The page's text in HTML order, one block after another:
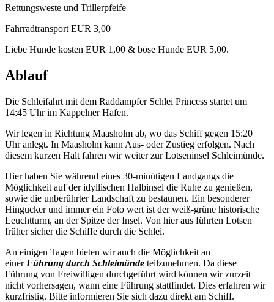
Rettungsweste und Trillerpfeife
Fahrradtransport EUR 3,00
Liebe Hunde kosten EUR 1,00 & böse Hunde EUR 5,00.
Ablauf
Die Schleifahrt mit dem Raddampfer Schlei Princess startet um
14:45 Uhr im Kappelner Hafen.
Wir legen in Richtung Maasholm ab, wo das Schiff gegen 15:20
Uhr anlegt. In Maasholm kann Aus- oder Zustieg erfolgen. Nach
diesem kurzen Halt fahren wir weiter zur Lotseninsel Schleimünde.
Hier haben Sie während eines 30-minütigen Landgangs die
Möglichkeit auf der idyllischen Halbinsel die Ruhe zu genießen,
sowie die unberührter Landschaft zu bestaunen. Ein besonderer
Hingucker und immer ein Foto wert ist der weiß-grüne historische
Leuchtturm, an der Spitze der Insel. Von hier aus führten Lotsen
früher sicher die Schiffe durch die Schlei.
An einigen Tagen bieten wir auch die Möglichkeit an
einer Führung durch Schleimünde teilzunehmen. Da diese
Führung von Freiwilligen durchgeführt wird können wir zurzeit
nicht vorhersagen, wann eine Führung stattfindet. Dies erfahren wir
kurzfristig. Bitte informieren Sie sich dazu direkt am Schiff.